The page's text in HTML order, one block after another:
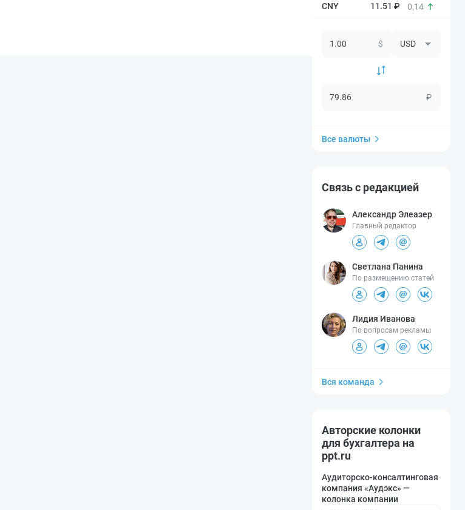
11.51 ₽ 0,14
$
₽
Все валюты
Связь с редакцией
Александр Элеазер
Главный редактор
Светлана Панина
По размещению статей
Лидия Иванова
По вопросам рекламы
Вся команда
Авторские колонки
для бухгалтера на
ppt.ru
Аудиторско-консалтинговая
компания «Аудэкс» —
колонка компании